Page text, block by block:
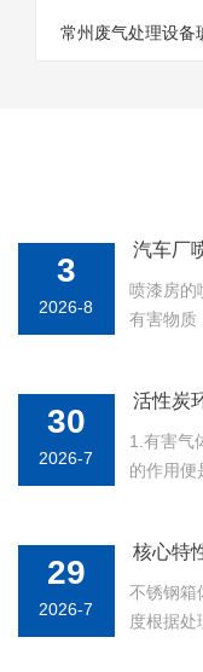
常州废气处理设备
3
2026-8
汽车厂
喷漆房的
有害物质
空中喷
漆本身原
30
2026-7
活性炭
1.有害气
的作用便
如挥发
氧化碳、
29
2026-7
核心特
不锈钢箱
度根据